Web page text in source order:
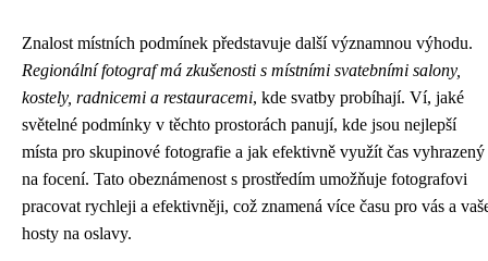
Znalost místních podmínek představuje další významnou výhodu.
Regionální fotograf má zkušenosti s místními svatebními salony,
kostely, radnicemi a restauracemi, kde svatby probíhají. Ví, jaké
světelné podmínky v těchto prostorách panují, kde jsou nejlepší
místa pro skupinové fotografie a jak efektivně využít čas vyhrazený
na focení. Tato obeznámenost s prostředím umožňuje fotografovi
pracovat rychleji a efektivněji, což znamená více času pro vás a
hosty na oslavy.